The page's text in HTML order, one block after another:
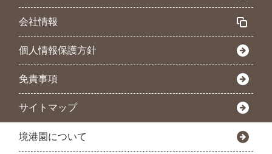
会社情報
個人情報保護方針
免責事項
サイトマップ
境港園について